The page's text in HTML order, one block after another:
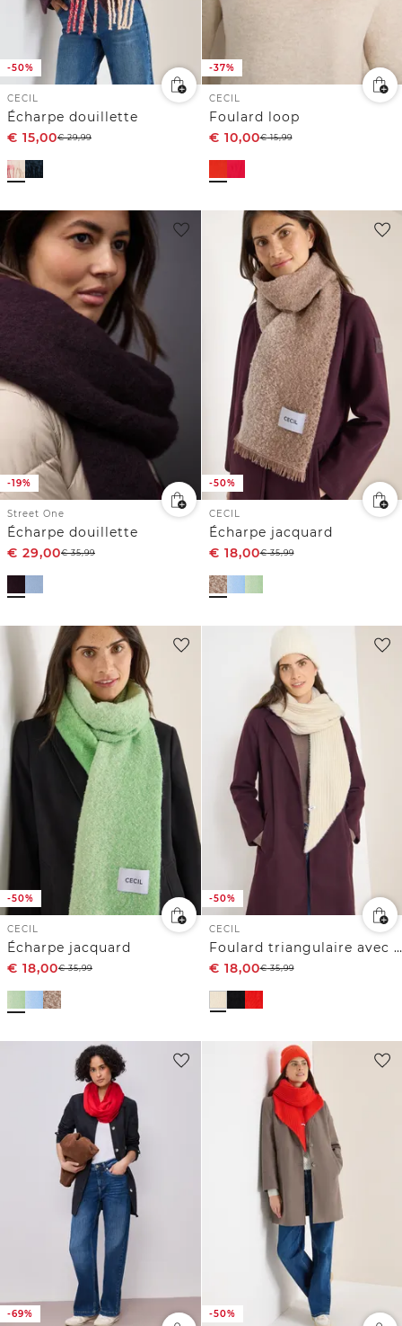
-50%
CECIL
Écharpe douillette
€ 15,00€29,99
-37%
CECIL
Foulard loop
€ 10,00€15,99
-19%
Street One
Écharpe douillette
€ 29,00€35,99
-50%
CECIL
Écharpe jacquard
€ 18,00€35,99
-50%
CECIL
Écharpe jacquard
€ 18,00€35,99
-50%
CECIL
Foulard triangulaire avec paillettes
€ 18,00€35,99
-69% -50%